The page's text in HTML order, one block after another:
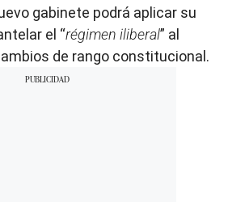
gabinete podrá aplicar su
el “régimen iliberal” al
de rango constitucional.